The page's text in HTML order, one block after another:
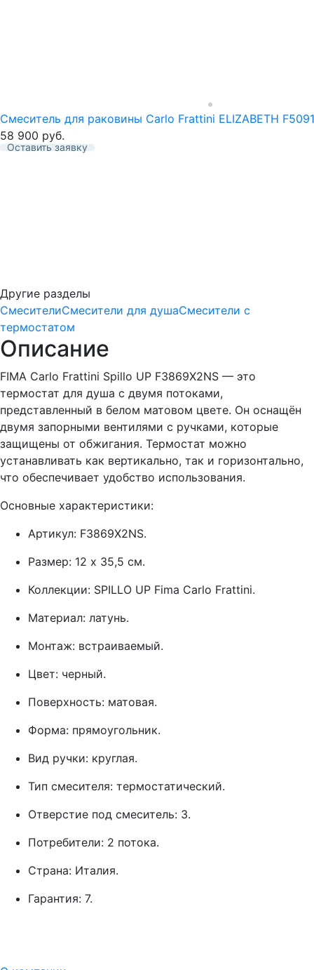
Смеситель для раковины Carlo Frattini ELIZABETH
58 900 руб.
Оставить заявку
Другие разделы
СмесителиСмесители для душаСмесители с
термостатом
Описание
FIMA Carlo Frattini Spillo UP F3869X2NS — это
термостат для душа с двумя потоками,
представленный в белом матовом цвете. Он оснащён
двумя запорными вентилями с ручками, которые
защищены от обжигания. Термостат можно
устанавливать как вертикально, так и горизонтально,
что обеспечивает удобство использования.
Основные характеристики:
Артикул: F3869X2NS.
Размер: 12 х 35,5 см.
Коллекции: SPILLO UP Fima Carlo Frattini.
Материал: латунь.
Монтаж: встраиваемый.
Цвет: черный.
Поверхность: матовая.
Форма: прямоугольник.
Вид ручки: круглая.
Тип смесителя: термостатический.
Отверстие под смеситель: 3.
Потребители: 2 потока.
Страна: Италия.
Гарантия: 7.